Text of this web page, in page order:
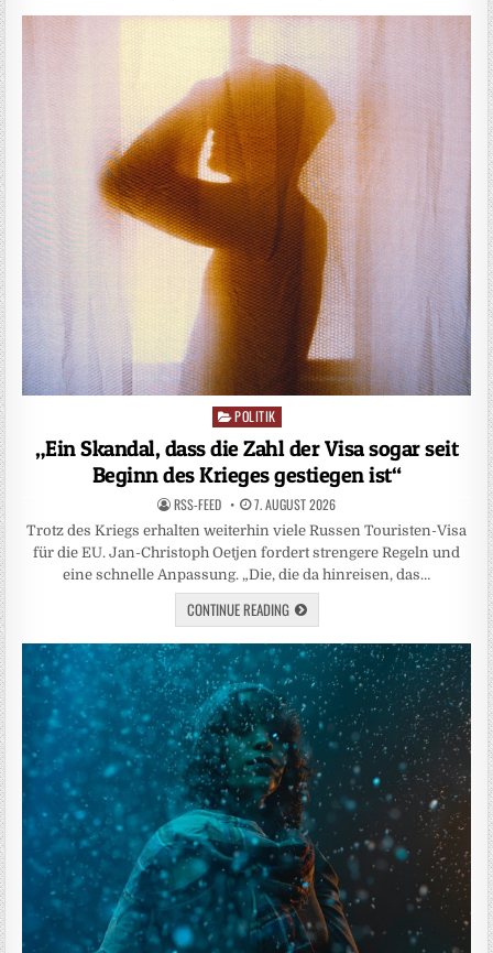
Posted
in
POLITIK
„Ein Skandal, dass die Zahl der Visa sogar seit
Beginn des Krieges gestiegen ist“
RSS-FEED 7. AUGUST 2026
Trotz des Kriegs erhalten weiterhin viele Russen Touristen-Visa
für die EU. Jan-Christoph Oetjen fordert strengere Regeln und
eine schnelle Anpassung. „Die, die da hinreisen, das…
CONTINUE READING